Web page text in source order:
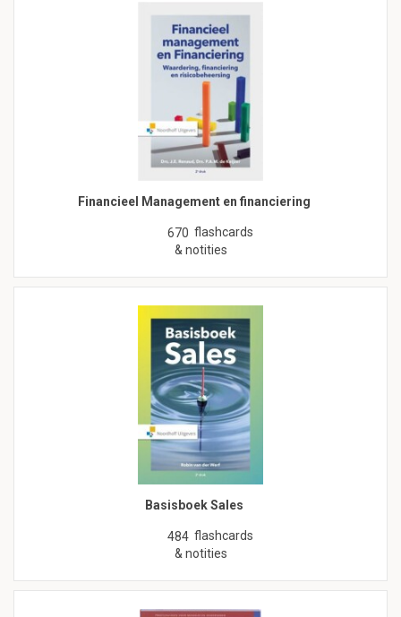
Financieel Management en financiering
670 flashcards
& notities
Basisboek Sales
484 flashcards
& notities